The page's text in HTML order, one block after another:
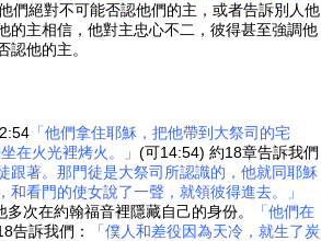
們絕對不可能否認他們的主，或者告訴別人他
的主相信，他對主忠心不二，彼得甚至強調他
他的主。
「他們拿住耶穌，把他帶到大祭司的宅
在火光裡烤火。」(可14:54) 約18章告訴我們
跟著。那門徒是大祭司所認識的，他就同耶穌
看門的使女說了一聲，就領彼得進去。」
多次在約翰福音裡隱藏自己的身份。
「他們在
告訴我們：
「僕人和差役因為天冷，就生了炭